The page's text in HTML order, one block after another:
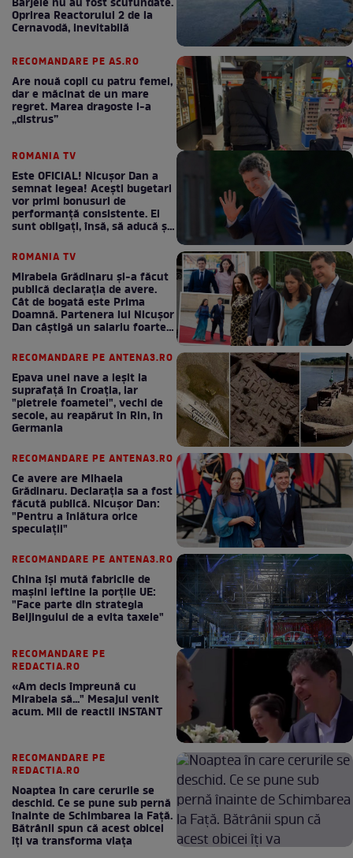
Barjele nu au fost scufundate.
Oprirea Reactorului 2 de la
Cernavodă, inevitabilă
RECOMANDARE PE AS.RO
Are nouă copii cu patru femei,
dar e măcinat de un mare
regret. Marea dragoste l-a
„distrus”
ROMANIA TV
Este OFICIAL! Nicușor Dan a
semnat legea! Acești bugetari
vor primi bonusuri de
performanță consistente. Ei
sunt obligați, însă, să aducă și
ROMANIA TV
Mirabela Grădinaru și-a făcut
publică declarația de avere.
Cât de bogată este Prima
Doamnă. Partenera lui Nicușor
Dan câștigă un salariu foarte
RECOMANDARE PE ANTENA3.RO
Epava unei nave a ieșit la
suprafață în Croația, iar
"pietrele foametei", vechi de
secole, au reapărut în Rin, în
Germania
RECOMANDARE PE ANTENA3.RO
Ce avere are Mihaela
Grădinaru. Declarația sa a fost
făcută publică. Nicușor Dan:
"Pentru a înlătura orice
speculații"
RECOMANDARE PE ANTENA3.RO
China își mută fabricile de
mașini ieftine la porțile UE:
"Face parte din strategia
Beijingului de a evita taxele"
RECOMANDARE PE
REDACTIA.RO
«Am decis împreună cu
Mirabela să..." Mesajul venit
acum. Mii de reactii INSTANT
RECOMANDARE PE
REDACTIA.RO
Noaptea în care cerurile se
deschid. Ce se pune sub pernă
înainte de Schimbarea la Față.
Bătrânii spun că acest obicei
îți va transforma viața